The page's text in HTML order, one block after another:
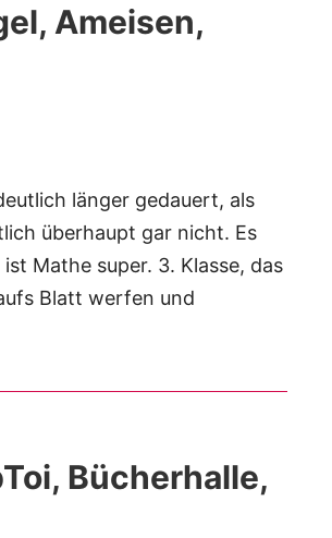
Ameisen,
länger gedauert, als
überhaupt gar nicht. Es
Mathe super. 3. Klasse, das
Blatt werfen und
Bücherhalle,